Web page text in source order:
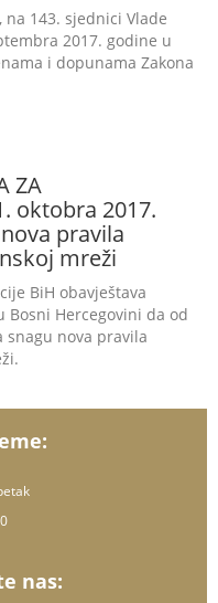
143. sjednici Vlade
2017. godine u
i dopunama Zakona
ZA
oktobra 2017.
pravila
mreži
BiH obavještava
Bosni Hercegovini da od
snagu nova pravila
nas: